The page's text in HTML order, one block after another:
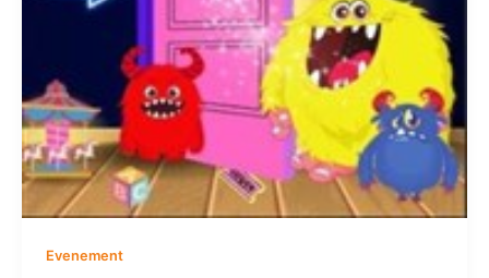
Evenement